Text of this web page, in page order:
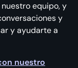
equipo, y
y
y ayudarte a
nuestro